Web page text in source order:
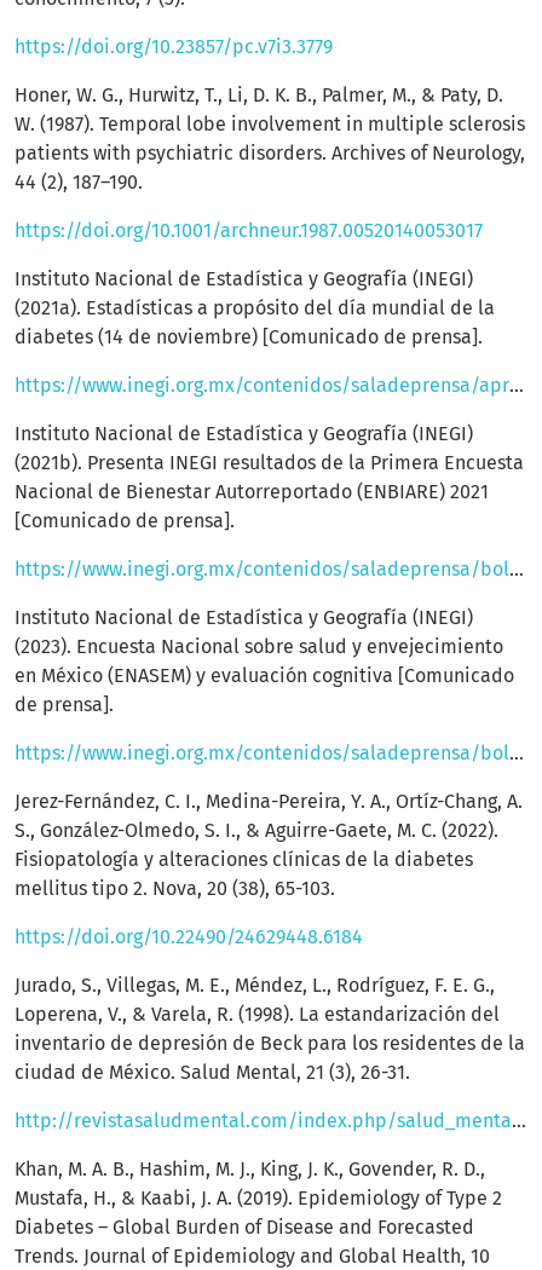
https://doi.org/10.23857/pc.v7i3.3779
Honer, W. G., Hurwitz, T., Li, D. K. B., Palmer, M., & Paty, D.
W. (1987). Temporal lobe involvement in multiple sclerosis
patients with psychiatric disorders. Archives of Neurology,
44 (2), 187–190.
https://doi.org/10.1001/archneur.1987.00520140053017
Instituto Nacional de Estadística y Geografía (INEGI)
(2021a). Estadísticas a propósito del día mundial de la
diabetes (14 de noviembre) [Comunicado de prensa].
https://www.inegi.org.mx/contenidos/saladeprensa/aproposito/2021/EAP_Diabetes2021.pdf
Instituto Nacional de Estadística y Geografía (INEGI)
(2021b). Presenta INEGI resultados de la Primera Encuesta
Nacional de Bienestar Autorreportado (ENBIARE) 2021
[Comunicado de prensa].
https://www.inegi.org.mx/contenidos/saladeprensa/boletines/2021/EstSociodemo/ENBIARE_2021.pdf
Instituto Nacional de Estadística y Geografía (INEGI)
(2023). Encuesta Nacional sobre salud y envejecimiento
en México (ENASEM) y evaluación cognitiva [Comunicado
de prensa].
https://www.inegi.org.mx/contenidos/saladeprensa/boletines/2023/ENASEM/ENASEM_21.pdf
Jerez-Fernández, C. I., Medina-Pereira, Y. A., Ortíz-Chang, A.
S., González-Olmedo, S. I., & Aguirre-Gaete, M. C. (2022).
Fisiopatología y alteraciones clínicas de la diabetes
mellitus tipo 2. Nova, 20 (38), 65-103.
https://doi.org/10.22490/24629448.6184
Jurado, S., Villegas, M. E., Méndez, L., Rodríguez, F. E. G.,
Loperena, V., & Varela, R. (1998). La estandarización del
inventario de depresión de Beck para los residentes de la
ciudad de México. Salud Mental, 21 (3), 26-31.
http://revistasaludmental.com/index.php/salud_mental/article/download/706/705
Khan, M. A. B., Hashim, M. J., King, J. K., Govender, R. D.,
Mustafa, H., & Kaabi, J. A. (2019). Epidemiology of Type 2
Diabetes – Global Burden of Disease and Forecasted
Trends. Journal of Epidemiology and Global Health, 10